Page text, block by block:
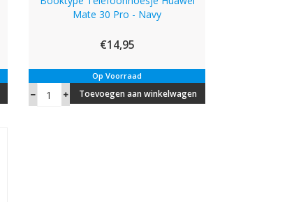
Mate 30 Pro - Navy
€14,95
Op Voorraad
Toevoegen aan winkelwagen